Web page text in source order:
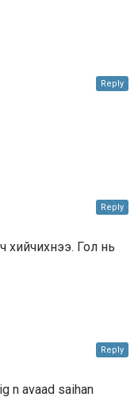
Reply
хийчихнээ. Гол нь
Reply
n avaad saihan
Reply